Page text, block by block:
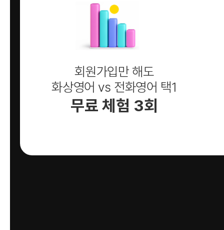
회원가입만 해도
화상영어 vs 전화영어 택1
무료 체험 3회